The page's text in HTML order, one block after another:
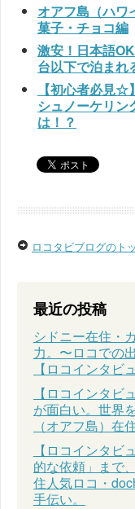
オアフ島（ハワ
菓子・チョコ編
激安！日本語
台以下で泊ま
【初心者必見
シュノーケリン
は！？
ロコタビブログのト
最近の投稿
シドニー在住・
力。〜ロコでの
【ロコインタビ
【ロコインタ
が面白い。世界
（オアフ島）在
【ロコインタビ
的な依頼」まで
住人気ロコ・
手伝い。